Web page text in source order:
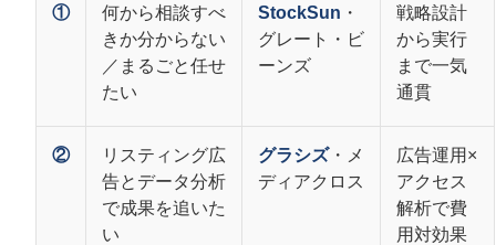
①
何から相談すべ
きか分からない
／まるごと任せ
たい
StockSun ・
グレート・ビ
ーンズ
戦略設計
から実行
まで一気
通貫
②
リスティング広
告とデータ分析
で成果を追いた
い
グラシズ・メ
ディアクロス
広告運用×
アクセス
解析で費
用対効果